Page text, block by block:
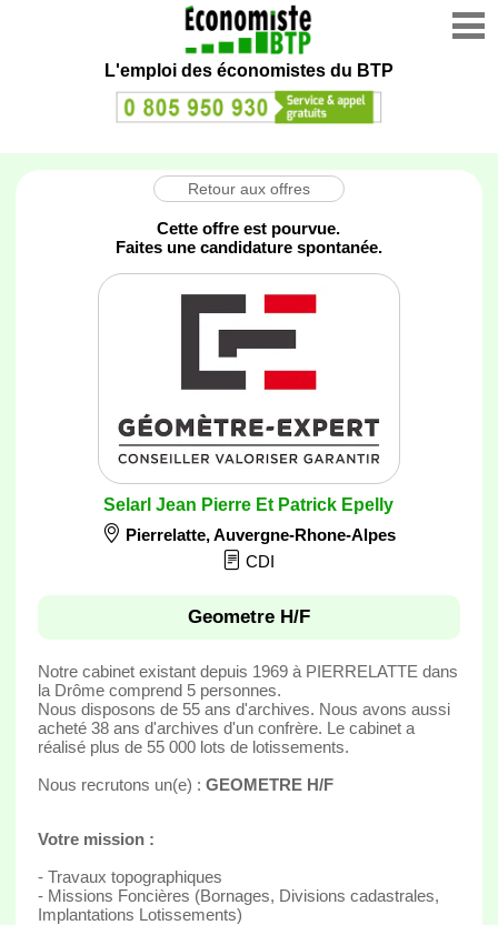
L'emploi des économistes du BTP
Retour aux offres
Cette offre est pourvue.
Faites une candidature spontanée.
Selarl Jean Pierre Et Patrick Epelly
Pierrelatte,Auvergne-Rhone-Alpes
CDI
Geometre H/F
Notre cabinet existant depuis 1969 à PIERRELATTE dans
la Drôme comprend 5 personnes.
Nous disposons de 55 ans d'archives. Nous avons aussi
acheté 38 ans d'archives d'un confrère. Le cabinet a
réalisé plus de 55 000 lots de lotissements.
Nous recrutons un(e) : GEOMETRE H/F
Votre mission :
- Travaux topographiques
- Missions Foncières (Bornages, Divisions cadastrales,
Implantations Lotissements)